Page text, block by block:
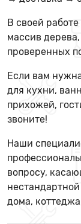
В своей
массив
проверенных
Если вам
для кухни,
прихожей,
звоните!
Наши
вопросу,
дома,